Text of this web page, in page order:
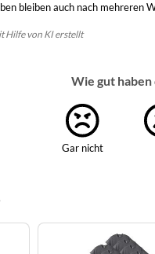
bleiben auch nach mehreren
Hilfe von KI erstellt
Wie gut
Gar nicht